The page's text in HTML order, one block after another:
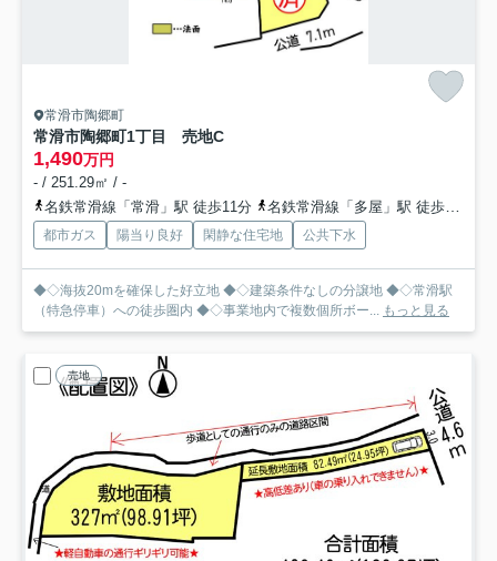
常滑市陶郷町
常滑市陶郷町1丁目 売地C
1,490万円
- / 251.29㎡ / -
名鉄常滑線「常滑」駅 徒歩11分
名鉄常滑線「多屋」駅 徒歩19分
都市ガス 陽当り良好 閑静な住宅地 公共下水
◆◇海抜20mを確保した好立地 ◆◇建築条件なしの分譲地 ◆◇常滑駅
（特急停車）への徒歩圏内 ◆◇事業地内で複数個所ボー... もっと見る
売地